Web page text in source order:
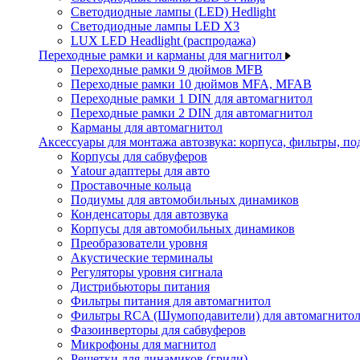
Светодиодные лампы (LED) Hedlight
Светодиодные лампы LED X3
LUX LED Headlight (распродажа)
Переходные рамки и карманы для магнитол
Переходные рамки 9 дюймов MFB
Переходные рамки 10 дюймов MFA, MFAB
Переходные рамки 1 DIN для автомагнитол
Переходные рамки 2 DIN для автомагнитол
Карманы для автомагнитол
Аксессуары для монтажа автозвука: корпуса, фильтры,
Корпусы для сабвуферов
Yаtour адаптеры для авто
Проставочные кольца
Подиумы для автомобильных динамиков
Конденсаторы для автозвука
Корпусы для автомобильных динамиков
Преобразователи уровня
Акустические терминалы
Регуляторы уровня сигнала
Дистрибьюторы питания
Фильтры питания для автомагнитол
Фильтры RCA (Шумоподавители) для автомагнитол
Фазоинверторы для сабвуферов
Микрофоны для магнитол